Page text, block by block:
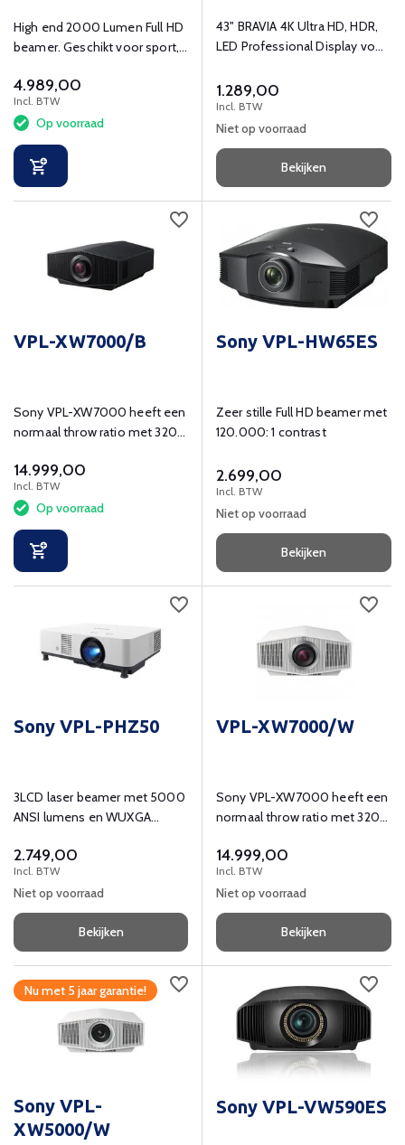
High end 2000 Lumen Full HD
beamer. Geschikt voor sport,
4.989,00
Incl. BTW
Op voorraad
43" BRAVIA 4K Ultra HD, HDR,
LED Professional Display voor
1.289,00
Incl. BTW
Niet op voorraad
Bekijken
VPL-XW7000/B
Sony VPL-XW7000 heeft een
normaal throw ratio met 3200
voor sport, films, series en
games geschikt. Bestel de
VPL-XW7000 nu!
14.999,00
Incl. BTW
Op voorraad
Sony VPL-HW65ES
Zeer stille Full HD beamer met
120.000: 1 contrast
2.699,00
Incl. BTW
Niet op voorraad
Bekijken
Sony VPL-PHZ50
3LCD laser beamer met 5000
ANSI lumens en WUXGA
2.749,00
Incl. BTW
Niet op voorraad
Bekijken
VPL-XW7000/W
Sony VPL-XW7000 heeft een
normaal throw ratio met 3200
voor sport, films, series en
games geschikt. Bestel de
VPL-XW7000 nu!
14.999,00
Incl. BTW
Niet op voorraad
Bekijken
Nu met 5 jaar garantie!
Sony VPL-
XW5000/W
Sony VPL-VW590ES